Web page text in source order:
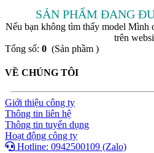
SẢN PHẨM ĐANG
Nếu bạn không tìm thấy model Mình
trên
Tổng số: 0 (Sản phầm )
VỀ CHÚNG TÔI
Giới thiệu công ty
Thông tin liên hệ
Thông tin tuyển dụng
Hoạt động công ty
Hotline: 0942500109 (Zalo)